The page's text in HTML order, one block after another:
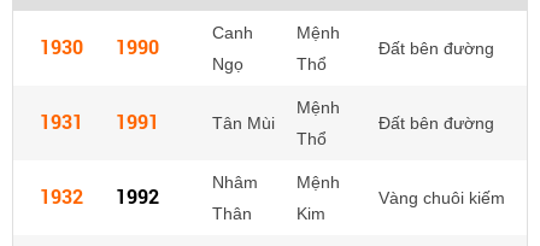
1930 1990
Canh
Ngọ
Mệnh
Thổ
Đất bên đường
1931 1991 Tân Mùi
Mệnh
Thổ
Đất bên đường
1932 1992
Nhâm
Thân
Mệnh
Kim
Vàng chuôi kiếm